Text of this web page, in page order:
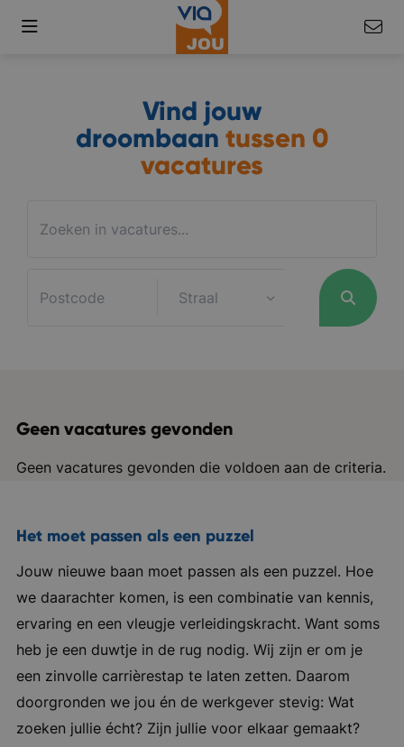
Vind jouw
droombaan tussen 0
vacatures
Geen vacatures gevonden
Geen vacatures gevonden die voldoen aan de criteria.
Het moet passen als een puzzel
Jouw nieuwe baan moet passen als een puzzel. Hoe
we daarachter komen, is een combinatie van kennis,
ervaring en een vleugje verleidingskracht. Want soms
heb je een duwtje in de rug nodig. Wij zijn er om je
een zinvolle carrièrestap te laten zetten. Daarom
doorgronden we jou én de werkgever stevig: Wat
zoeken jullie écht? Zijn jullie voor elkaar gemaakt?